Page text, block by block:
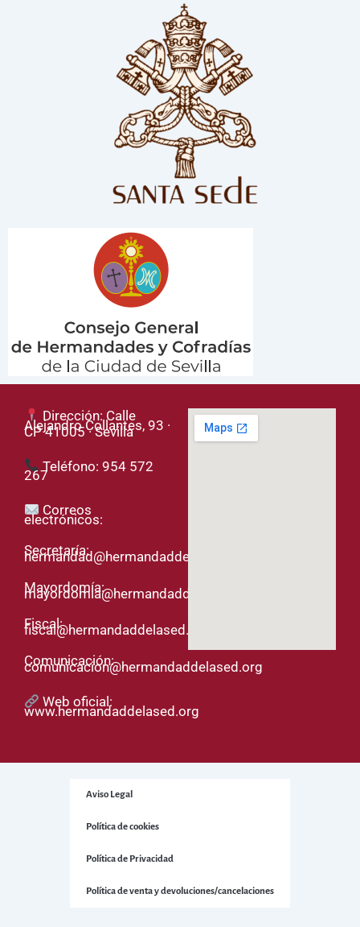
Dirección: Calle
Alejandro Collantes, 93 ·
CP 41005 · Sevilla
Teléfono: 954 572
267
Correos
electrónicos:
Secretaría:
hermandad@hermandaddelased.org
Mayordomía:
mayordomia@hermandaddelased.org
Fiscal:
fiscal@hermandaddelased.org
Comunicación:
comunicacion@hermandaddelased.org
Web oficial:
www.hermandaddelased.org
Aviso Legal
Política de cookies
Política de Privacidad
Política de venta y devoluciones/cancelaciones